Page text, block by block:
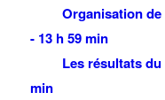
Organisation de
- 13 h 59 min
Les résultats du
min